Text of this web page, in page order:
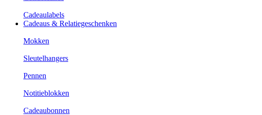
Cadeaulabels
Cadeaus & Relatiegeschenken
Mokken
Sleutelhangers
Pennen
Notitieblokken
Cadeaubonnen